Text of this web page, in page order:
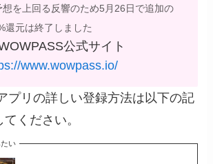
を上回る反響のため5月26日で追加の
還元は終了しました
公式サイト
www.wowpass.io/
プリの詳しい登録方法は以下の記
ください。
い